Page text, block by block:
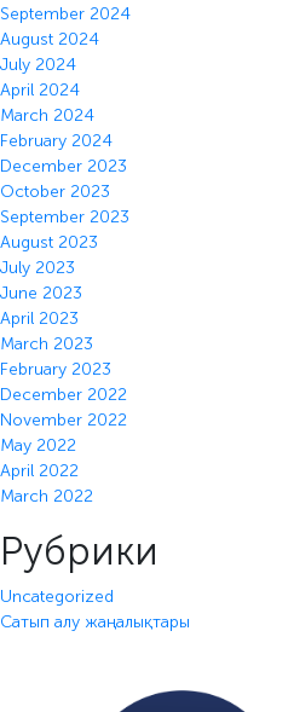
September 2024
August 2024
July 2024
April 2024
March 2024
February 2024
December 2023
October 2023
September 2023
August 2023
July 2023
June 2023
April 2023
March 2023
February 2023
December 2022
November 2022
May 2022
April 2022
March 2022
Рубрики
Uncategorized
Сатып алу жаңалықтары